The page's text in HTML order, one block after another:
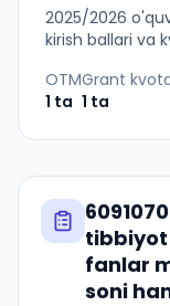
2025/2026
kirish ballari va
OTM
1 ta
Grant
1 ta
fanlar
soni